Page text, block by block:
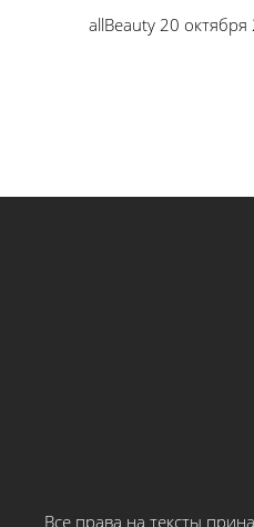
allBeauty 20 октября
Все права на тексты